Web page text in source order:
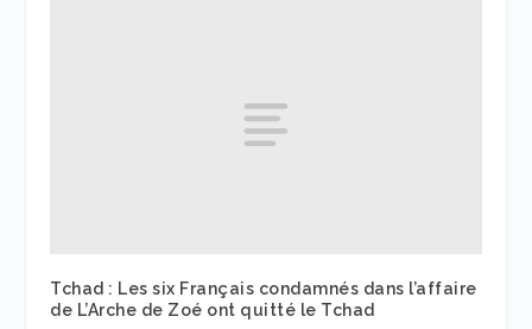
Tchad : Les six Français condamnés dans l’affaire
de L’Arche de Zoé ont quitté le Tchad